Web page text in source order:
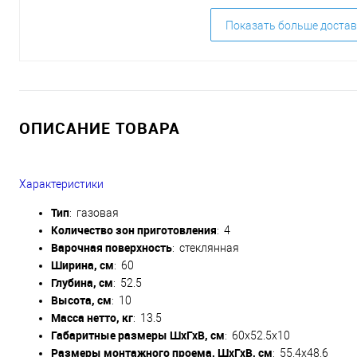
Показать больше
ОПИСАНИЕ ТОВАРА
Характеристики
Тип: газовая
Количество зон приготовления: 4
Варочная поверхность: стеклянная
Ширина, см: 60
Глубина, см: 52.5
Высота, см: 10
Масса нетто, кг: 13.5
Габаритные размеры ШхГхВ, см: 60x52.5x10
Размеры монтажного проема, ШхГхВ, см: 55.4x48.6